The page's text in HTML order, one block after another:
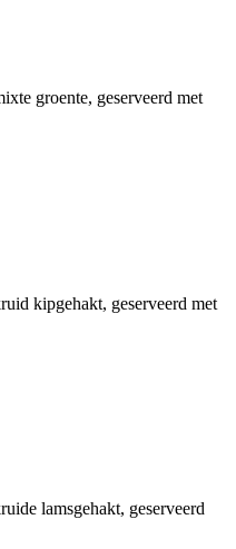
groente, geserveerd met
kipgehakt, geserveerd met
lamsgehakt, geserveerd